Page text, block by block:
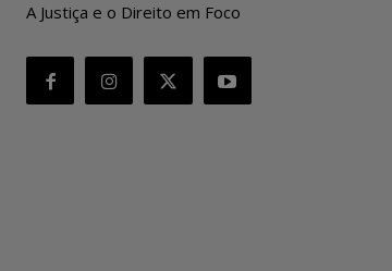
A Justiça e o Direito em Foco